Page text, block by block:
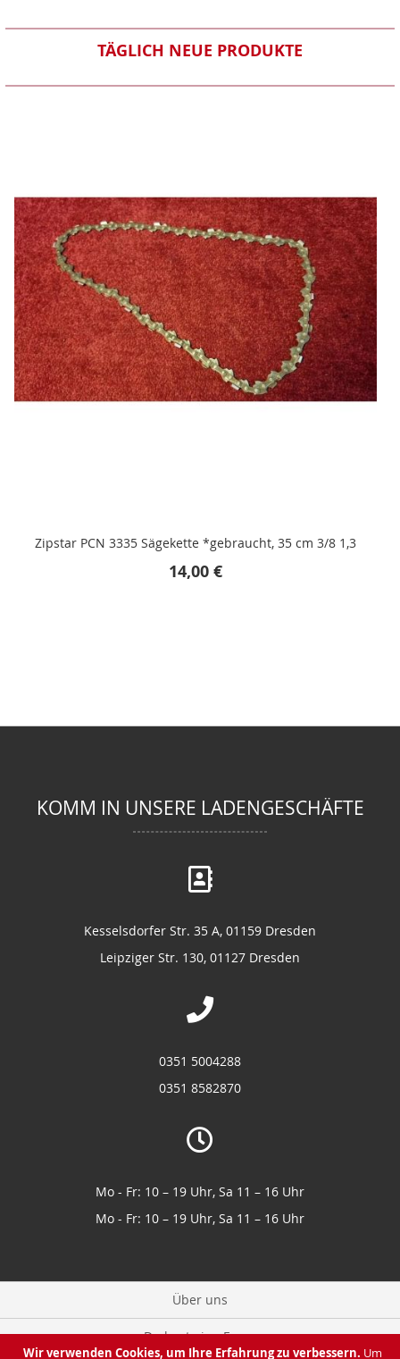
Wir verwenden Cookies, um Ihre Erfahrung zu verbessern. Um
TÄGLICH NEUE PRODUKTE
Zipstar PCN 3335 Sägekette *gebraucht, 35 cm 3/8 1,3
14,00 €
KOMM IN UNSERE LADENGESCHÄFTE
Kesselsdorfer Str. 35 A, 01159 Dresden
Leipziger Str. 130, 01127 Dresden
0351 5004288
0351 8582870
Mo - Fr: 10 – 19 Uhr, Sa 11 – 16 Uhr
Mo - Fr: 10 – 19 Uhr, Sa 11 – 16 Uhr
Über uns
Du hast eine Frage